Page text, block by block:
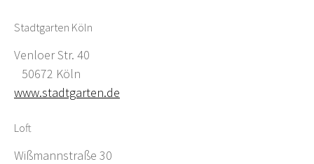
Stadtgarten Köln
Venloer Str. 40
50672 Köln
www.stadtgarten.de
Loft
Wißmannstraße 30